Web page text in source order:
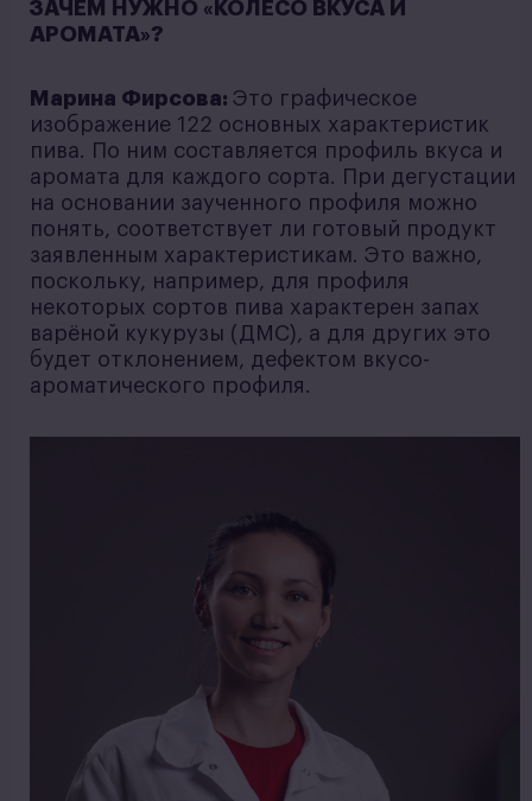
ЗАЧЕМ НУЖНО «КОЛЕСО ВКУСА И
АРОМАТА»?
Марина Фирсова: Это графическое
изображение 122 основных характеристик
пива. По ним составляется профиль вкуса и
аромата для каждого сорта. При дегустации
на основании заученного профиля можно
понять, соответствует ли готовый продукт
заявленным характеристикам. Это важно,
поскольку, например, для профиля
некоторых сортов пива характерен запах
варёной кукурузы (ДМС), а для других это
будет отклонением, дефектом вкусо-
ароматического профиля.